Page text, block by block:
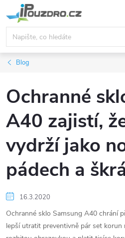
na
obsah
Blog
Ochranné
A40 zajistí,
vydrží jako
pádech a
16.3.2020
Ochranné sklo Samsung A40 chrání
lepší utratit preventivně pár set korun